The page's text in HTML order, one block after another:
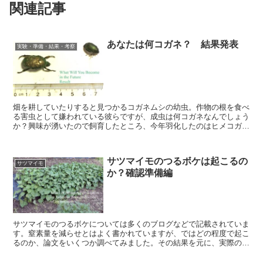
関連記事
実験・準備・結果・考察 あなたは何コガネ？ 結果発表
畑を耕していたりすると見つかるコガネムシの幼虫。作物の根を食べ
る害虫として嫌われている彼らですが、成虫は何コガネなんでしょう
か？興味が湧いたので飼育したところ、今年羽化したのはヒメコガネ
サツマイモ
サツマイモのつるボケは起こるの
か？確認準備編
サツマイモのつるボケについては多くのブログなどで記載されていま
す。窒素量を減らせとはよく書かれていますが、ではどの程度で起こ
るのか、論文をいくつか調べてみました。その結果を元に、実際の植